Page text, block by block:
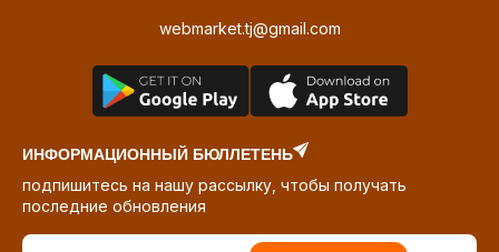
webmarket.tj@gmail.com
ИНФОРМАЦИОННЫЙ БЮЛЛЕТЕНЬ
подпишитесь на нашу рассылку, чтобы получать
последние обновления